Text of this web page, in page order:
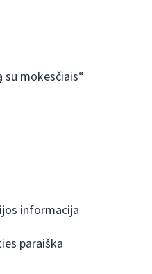
su mokesčiais“
informacija
paraiška